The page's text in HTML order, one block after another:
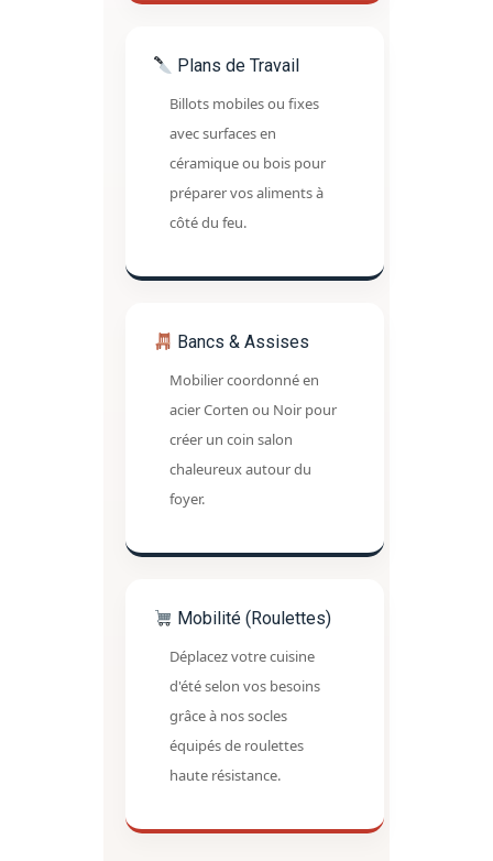
Plans de Travail
Billots mobiles ou fixes
avec surfaces en
céramique ou bois pour
préparer vos aliments à
côté du feu.
Bancs & Assises
Mobilier coordonné en
acier Corten ou Noir pour
créer un coin salon
chaleureux autour du
foyer.
Mobilité (Roulettes)
Déplacez votre cuisine
d'été selon vos besoins
grâce à nos socles
équipés de roulettes
haute résistance.